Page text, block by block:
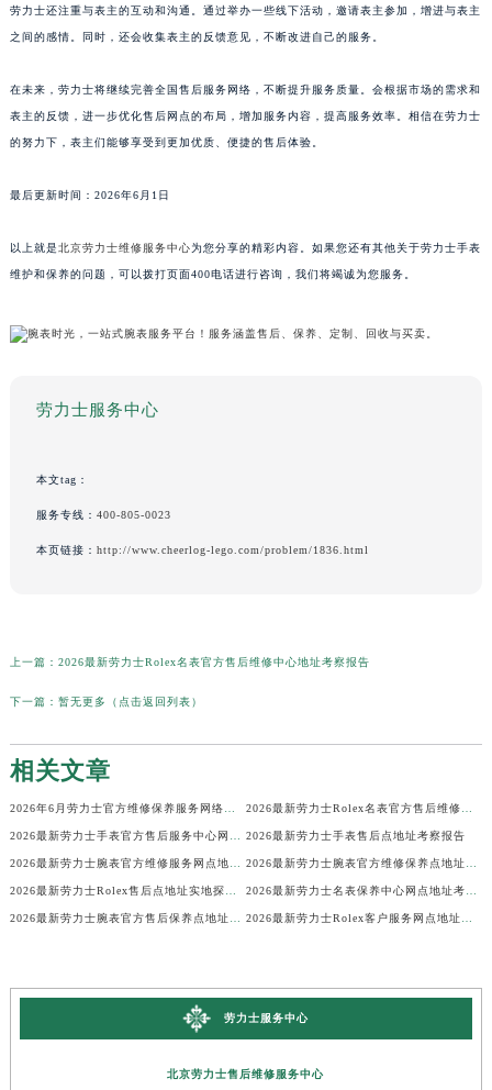
劳力士还注重与表主的互动和沟通。通过举办一些线下活动，邀请表主参加，增进与表主
之间的感情。同时，还会收集表主的反馈意见，不断改进自己的服务。
在未来，劳力士将继续完善全国售后服务网络，不断提升服务质量。会根据市场的需求和
表主的反馈，进一步优化售后网点的布局，增加服务内容，提高服务效率。相信在劳力士
的努力下，表主们能够享受到更加优质、便捷的售后体验。
最后更新时间：2026年6月1日
以上就是北京劳力士维修服务中心为您分享的精彩内容。如果您还有其他关于劳力士手表
维护和保养的问题，可以拨打页面400电话进行咨询，我们将竭诚为您服务。
劳力士服务中心
本文tag：
服务专线： 400-805-0023
本页链接： http://www.cheerlog-lego.com/problem/1836.html
上一篇： 2026最新劳力士Rolex名表官方售后维修中心地址考察报告
下一篇： 暂无更多（点击返回列表）
相关文章
2026最新劳力士手表售后点地址考察报告
劳力士服务中心
北京劳力士售后维修服务中心